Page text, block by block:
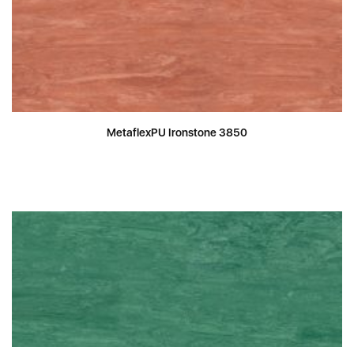
MetaflexPU Ironstone 3850